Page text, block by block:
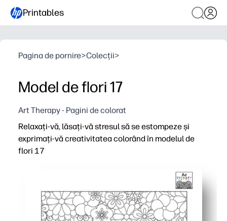
Printables
Pagina de pornire>Colecții>
Model de flori 17
Art Therapy - Pagini de colorat
Relaxați-vă, lăsați-vă stresul să se estompeze și
exprimați-vă creativitatea colorând în modelul de
flori 17
Print-and-Go - zero pregătire atunci când ai nevoie de
Bucurați-vă de o activitate calmantă, fără ecran, care
Consolidați controlul motorului fin, alegerile de
Utilizați-l pentru finalizări timpurii, pauze cerebrale